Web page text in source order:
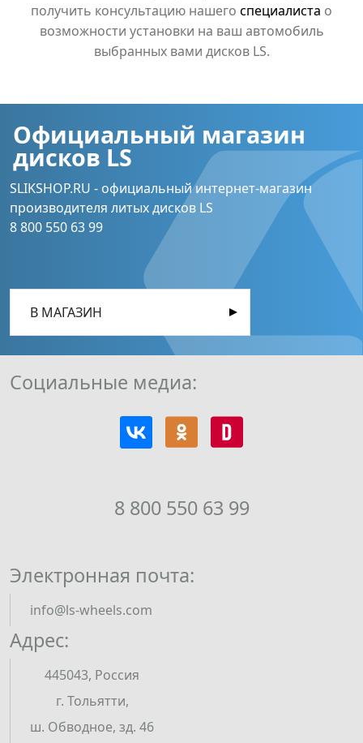
получить консультацию нашего специалиста о
возможности установки на ваш автомобиль
выбранных вами дисков LS.
Официальный магазин
дисков LS
SLIKSHOP.RU - официальный интернет-магазин
производителя литых дисков LS
8 800 550 63 99
В МАГАЗИН
Адрес:
445043, Россия
г. Тольятти,
ш. Обводное, зд. 46
8 800 550 63 99
Электронная почта:
info@ls-wheels.com
Социальные медиа: